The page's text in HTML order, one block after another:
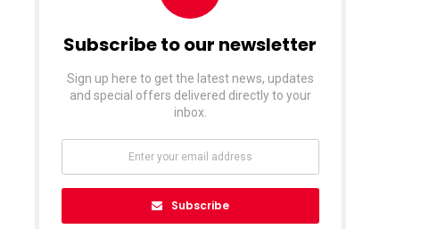
Subscribe to our newsletter
Sign up here to get the latest news, updates
and special offers delivered directly to your
inbox.
Subscribe